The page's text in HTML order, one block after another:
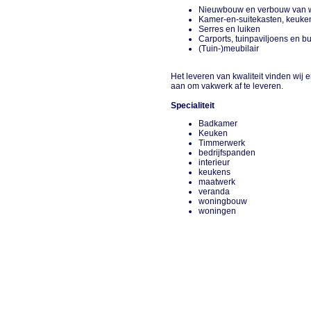
Nieuwbouw en verbouw
Kamer-en-suitekasten,
Serres en luiken
Carports, tuinpaviljoens en
(Tuin-)meubilair
Het leveren van kwaliteit vinden wij
aan om vakwerk af te leveren.
Specialiteit
Badkamer
Keuken
Timmerwerk
bedrijfspanden
interieur
keukens
maatwerk
veranda
woningbouw
woningen